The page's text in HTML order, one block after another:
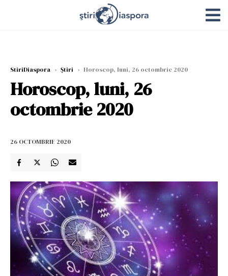
StiriDiaspora › Știri › Horoscop, luni, 26 octombrie 2020
Horoscop, luni, 26
octombrie 2020
26 OCTOMBRIE 2020